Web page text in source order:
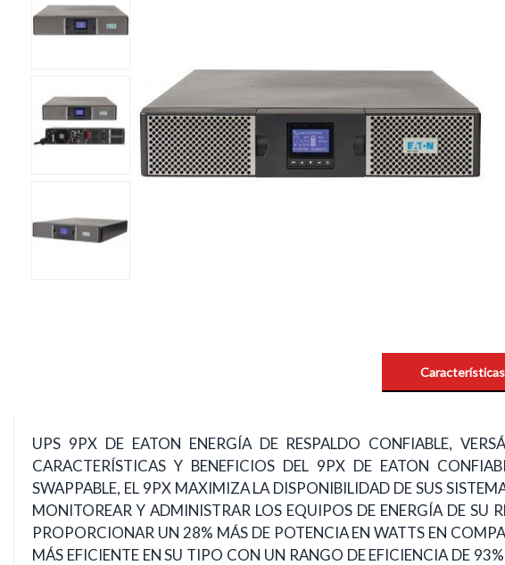
Características
UPS 9PX DE EATON ENERGÍA DE RESPALDO CONFIABLE,
CARACTERÍSTICAS Y BENEFICIOS DEL 9PX DE EATON
SWAPPABLE, EL 9PX MAXIMIZA LA DISPONIBILIDAD DE SUS
MONITOREAR Y ADMINISTRAR LOS EQUIPOS DE ENERGÍA DE SU
PROPORCIONAR UN 28% MÁS DE POTENCIA EN WATTS EN
MÁS EFICIENTE EN SU TIPO CON UN RANGO DE EFICIENCIA DE